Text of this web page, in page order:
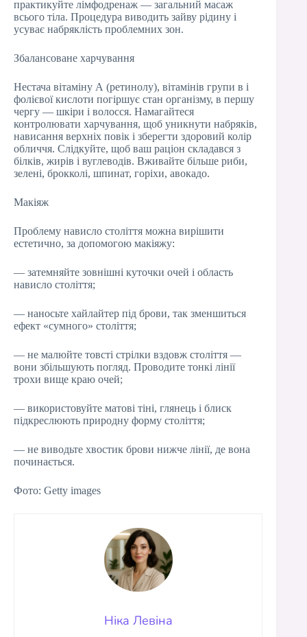
практикуйте лімфодренаж — загальний масаж
всього тіла. Процедура виводить зайву рідину і
усуває набряклість проблемних зон.
Збалансоване харчування
Нестача вітаміну А (ретинолу), вітамінів групи в і
фолієвої кислоти погіршує стан організму, в першу
чергу — шкіри і волосся. Намагайтеся
контролювати харчування, щоб уникнути набряків,
нависання верхніх повік і зберегти здоровий колір
обличчя. Слідкуйте, щоб ваш раціон складався з
білків, жирів і вуглеводів. Вживайте більше риби,
зелені, брокколі, шпинат, горіхи, авокадо.
Макіяж
Проблему нависло століття можна вирішити
естетично, за допомогою макіяжу:
— затемняйте зовнішні куточки очей і область
нависло століття;
— наносьте хайлайтер під брови, так зменшиться
ефект «сумного» століття;
— не малюйте товсті стрілки вздовж століття —
вони збільшують погляд. Проводите тонкі лінії
трохи вище краю очей;
— використовуйте матові тіні, глянець і блиск
підкреслюють природну форму століття;
— не виводьте хвостик брови нижче лінії, де вона
починається.
Фото: Getty images
Ніка Левіна